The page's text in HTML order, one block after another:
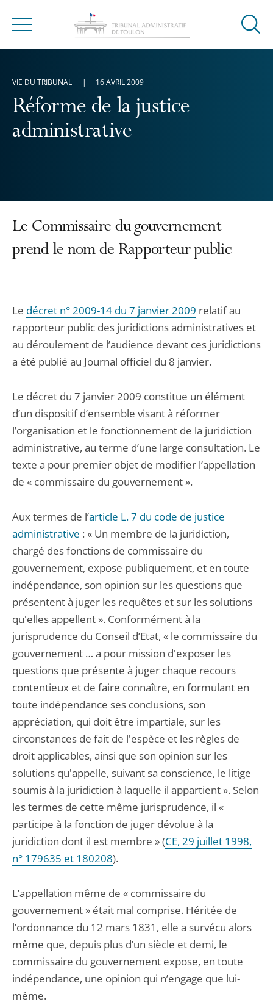
Menu
Ouvrir
Réforme de la justice
administrative
VIE DU TRIBUNAL 16 AVRIL 2009
Le Commissaire du gouvernement
prend le nom de Rapporteur public
Le décret n° 2009-14 du 7 janvier 2009 relatif au
rapporteur public des juridictions administratives et
au déroulement de l’audience devant ces juridictions
a été publié au Journal officiel du 8 janvier.
Le décret du 7 janvier 2009 constitue un élément
d’un dispositif d’ensemble visant à réformer
l’organisation et le fonctionnement de la juridiction
administrative, au terme d’une large consultation. Le
texte a pour premier objet de modifier l’appellation
de « commissaire du gouvernement ».
Aux termes de l’article L. 7 du code de justice
administrative : « Un membre de la juridiction,
chargé des fonctions de commissaire du
gouvernement, expose publiquement, et en toute
indépendance, son opinion sur les questions que
présentent à juger les requêtes et sur les solutions
qu'elles appellent ». Conformément à la
jurisprudence du Conseil d’Etat, « le commissaire du
gouvernement … a pour mission d'exposer les
questions que présente à juger chaque recours
contentieux et de faire connaître, en formulant en
toute indépendance ses conclusions, son
appréciation, qui doit être impartiale, sur les
circonstances de fait de l'espèce et les règles de
droit applicables, ainsi que son opinion sur les
solutions qu'appelle, suivant sa conscience, le litige
soumis à la juridiction à laquelle il appartient ». Selon
les termes de cette même jurisprudence, il «
participe à la fonction de juger dévolue à la
juridiction dont il est membre » (CE, 29 juillet 1998,
n° 179635 et 180208).
L’appellation même de « commissaire du
gouvernement » était mal comprise. Héritée de
l’ordonnance du 12 mars 1831, elle a survécu alors
même que, depuis plus d’un siècle et demi, le
commissaire du gouvernement expose, en toute
indépendance, une opinion qui n’engage que lui-
même.